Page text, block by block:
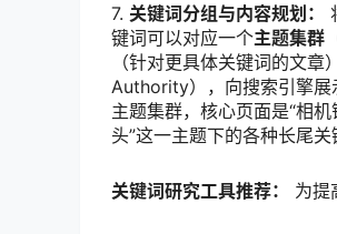
7. 关键词分组与内容规划：
键词可以对应一个主题集群
（针对更具体关键词的文
Authority），向搜索引擎展
主题集群，核心页面是“相
头”这一主题下的各种长尾关
关键词研究工具推荐： 为提